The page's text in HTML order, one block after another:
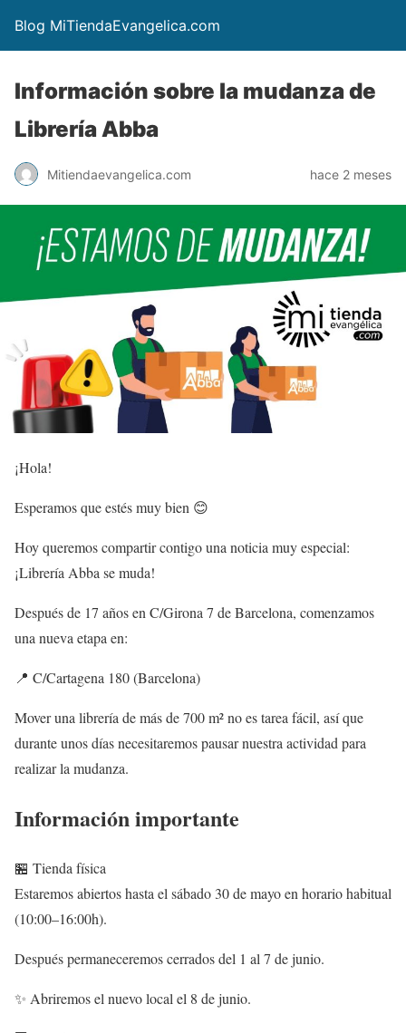
Blog MiTiendaEvangelica.com
Información sobre la mudanza de
Librería Abba
Mitiendaevangelica.com hace 2 meses
¡Hola!
Esperamos que estés muy bien 😊
Hoy queremos compartir contigo una noticia muy especial:
¡Librería Abba se muda!
Después de 17 años en C/Girona 7 de Barcelona, comenzamos
una nueva etapa en:
📍 C/Cartagena 180 (Barcelona)
Mover una librería de más de 700 m² no es tarea fácil, así que
durante unos días necesitaremos pausar nuestra actividad para
realizar la mudanza.
Información importante
🏪 Tienda física
Estaremos abiertos hasta el sábado 30 de mayo en horario habitual
(10:00–16:00h).
Después permaneceremos cerrados del 1 al 7 de junio.
✨ Abriremos el nuevo local el 8 de junio.